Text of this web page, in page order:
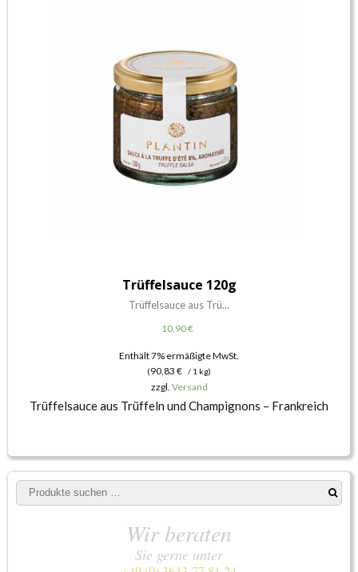
Trüffelsauce 120g
Trüffelsauce aus Trü...
10,90€
Enthält 7% ermäßigte MwSt.
(90,83 € / 1 kg)
zzgl. Versand
Trüffelsauce aus Trüffeln und Champignons – Frankreich
Suchen
Wir beraten
Sie gerne unter